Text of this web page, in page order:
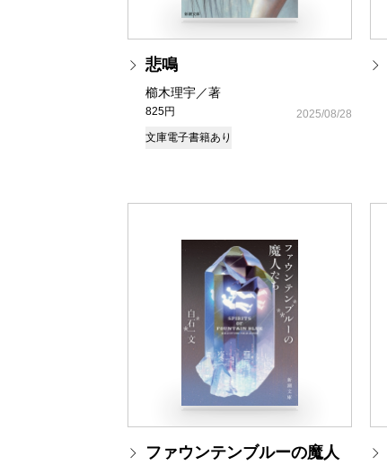
悲鳴
櫛木理宇／著
825円
2025/08/28
文庫電子書籍あり
ファウンテンブルーの魔人